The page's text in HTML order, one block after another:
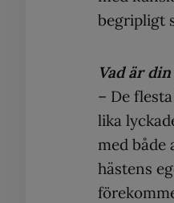
begripligt
Vad är
– De
lika
med både
hästens